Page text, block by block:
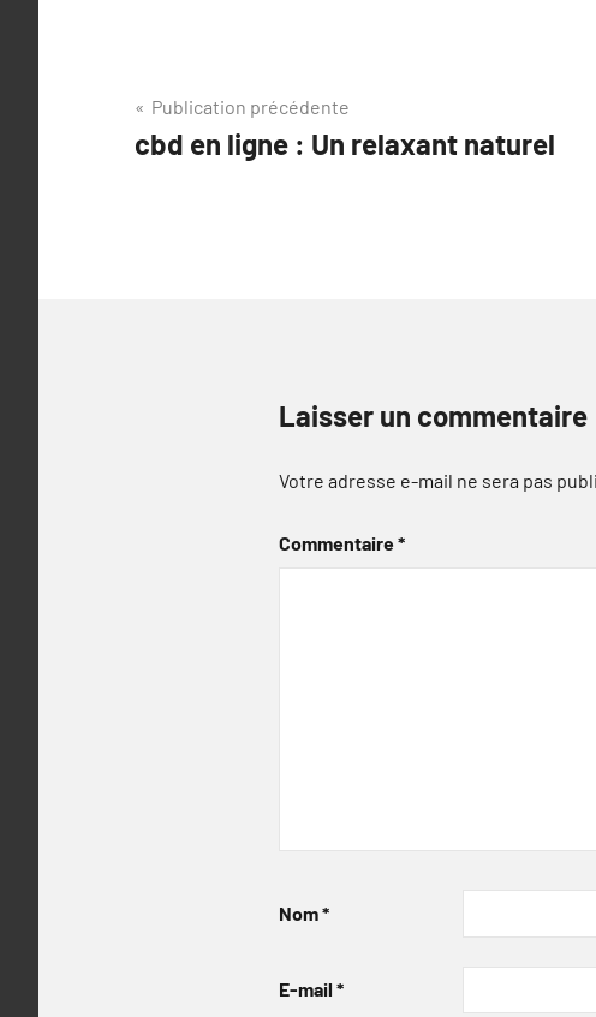
Navigation
de
Publication précédente
cbd en ligne : Un relaxant naturel
Laisser un commentaire
Votre adresse e-mail ne sera pas
Commentaire*
Nom*
E-mail *